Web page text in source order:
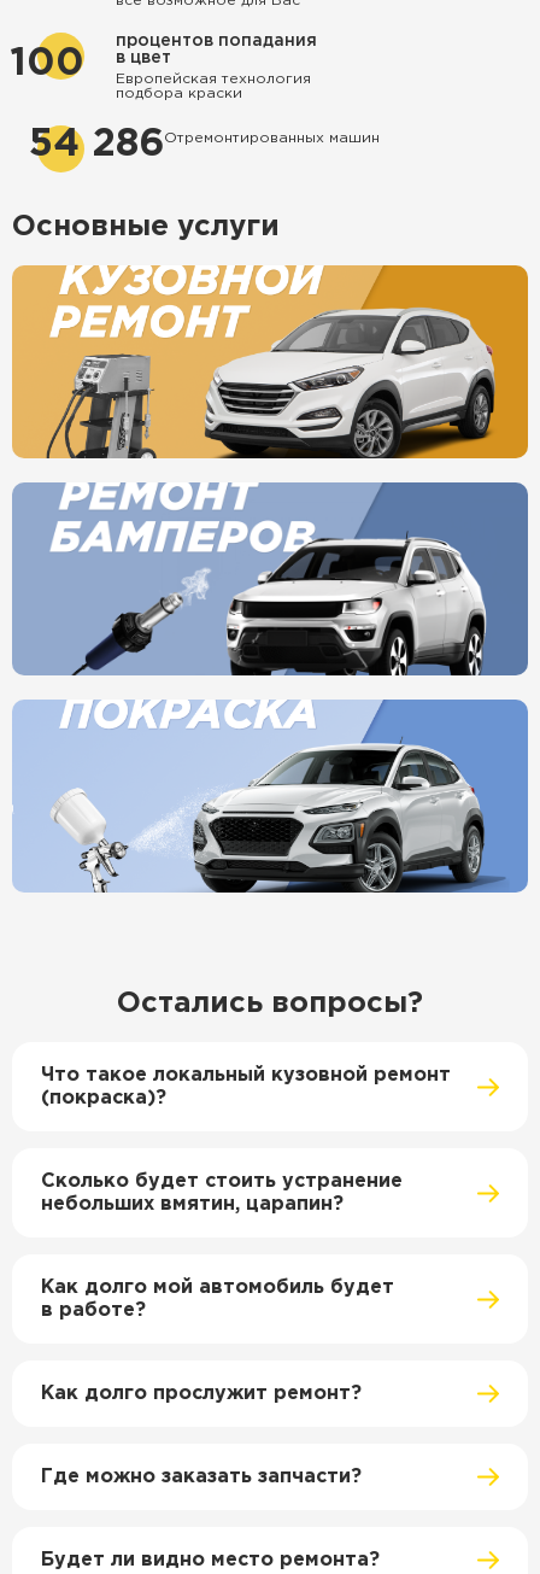
100
процентов попадания
в цвет
Европейская технология
подбора краски
54 286Отремонтированных машин
Основные услуги
Остались вопросы?
Что такое локальный кузовной ремонт
(покраска)?
Сколько будет стоить устранение
небольших вмятин, царапин?
Как долго мой автомобиль будет
в работе?
Как долго прослужит ремонт?
Где можно заказать запчасти?
Будет ли видно место ремонта?